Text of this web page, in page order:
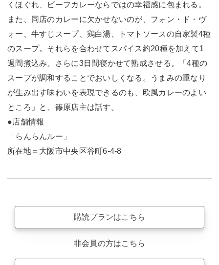
くほぐれ、ビーフカレーならではの幸福感に包まれる。
また、同店のカレーに欠かせないのが、フォン・ド・ヴ
ォー、牛すじスープ、鶏白湯、トマトソースの自家製4種
のスープ。それらを合わせてスパイス約20種を加えて1
週間煮込み、さらに3日間寝かせて熟成させる。「4種の
スープが調和することでおいしくなる。うまみの重なり
が生み出す味わいを表現できるのも、欧風カレーのよい
ところ」と、篠原店主は話す。
●店舗情報
「らんらんルー」
所在地＝大阪市中央区谷町6-4-8
購読プランはこちら
非会員の方はこちら